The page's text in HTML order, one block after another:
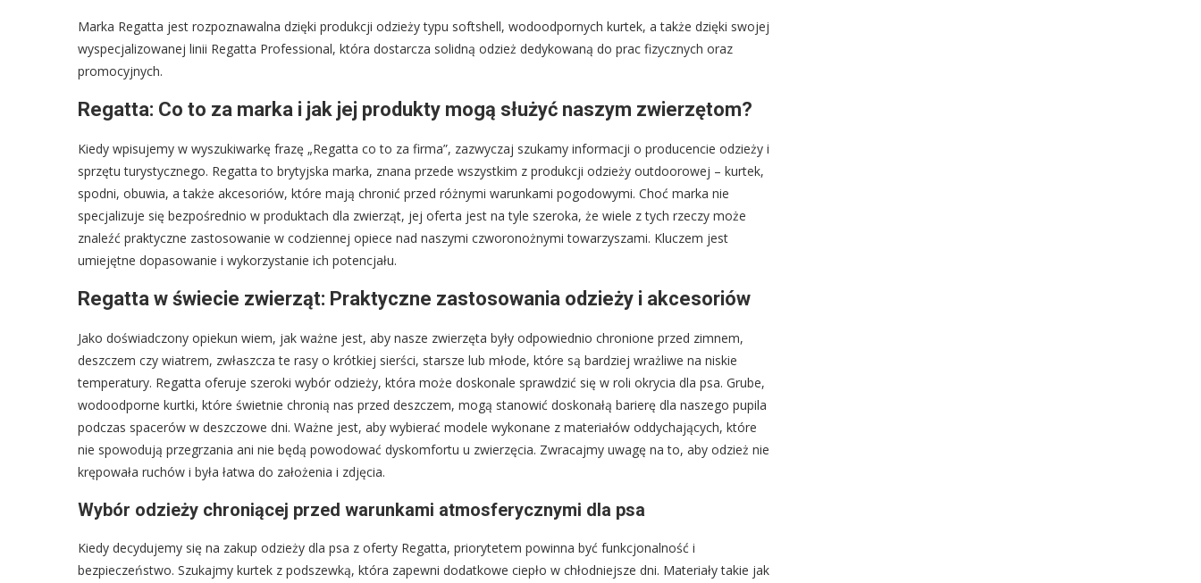
Marka Regatta jest rozpoznawalna dzięki produkcji odzieży typu softshell, wodoodpornych kurtek, a także dzięki swojej
wyspecjalizowanej linii Regatta Professional, która dostarcza solidną odzież dedykowaną do prac fizycznych oraz
promocyjnych.
Regatta: Co to za marka i jak jej produkty mogą służyć naszym zwierzętom?
Kiedy wpisujemy w wyszukiwarkę frazę „Regatta co to za firma”, zazwyczaj szukamy informacji o producencie odzieży i
sprzętu turystycznego. Regatta to brytyjska marka, znana przede wszystkim z produkcji odzieży outdoorowej – kurtek,
spodni, obuwia, a także akcesoriów, które mają chronić przed różnymi warunkami pogodowymi. Choć marka nie
specjalizuje się bezpośrednio w produktach dla zwierząt, jej oferta jest na tyle szeroka, że wiele z tych rzeczy może
znaleźć praktyczne zastosowanie w codziennej opiece nad naszymi czworonożnymi towarzyszami. Kluczem jest
umiejętne dopasowanie i wykorzystanie ich potencjału.
Regatta w świecie zwierząt: Praktyczne zastosowania odzieży i akcesoriów
Jako doświadczony opiekun wiem, jak ważne jest, aby nasze zwierzęta były odpowiednio chronione przed zimnem,
deszczem czy wiatrem, zwłaszcza te rasy o krótkiej sierści, starsze lub młode, które są bardziej wrażliwe na niskie
temperatury. Regatta oferuje szeroki wybór odzieży, która może doskonale sprawdzić się w roli okrycia dla psa. Grube,
wodoodporne kurtki, które świetnie chronią nas przed deszczem, mogą stanowić doskonałą barierę dla naszego pupila
podczas spacerów w deszczowe dni. Ważne jest, aby wybierać modele wykonane z materiałów oddychających, które
nie spowodują przegrzania ani nie będą powodować dyskomfortu u zwierzęcia. Zwracajmy uwagę na to, aby odzież nie
krępowała ruchów i była łatwa do założenia i zdjęcia.
Wybór odzieży chroniącej przed warunkami atmosferycznymi dla psa
Kiedy decydujemy się na zakup odzieży dla psa z oferty Regatta, priorytetem powinna być funkcjonalność i
bezpieczeństwo. Szukajmy kurtek z podszewką, która zapewni dodatkowe ciepło w chłodniejsze dni. Materiały takie jak